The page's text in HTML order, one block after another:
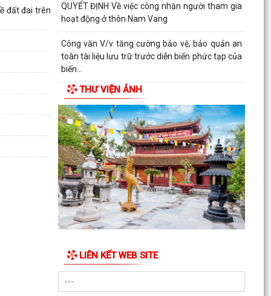
đất đai trên
QUYẾT ĐỊNH Về việc công nhận người tham gia
hoạt động ở thôn Nam Vang
Công văn V/v tăng cường bảo vệ, bảo quản an
toàn tài liệu lưu trữ trước diễn biến phức tạp của
biến...
KẾ HOẠCH Tăng cường thực thi hiệu quả Công
ước về quyền của người khuyết tật và các
khuyến nghị phù...
QUYẾT ĐỊNH Cho thôi giữ chức danh Chủ tịch
Hội Người cao tuổi xã Hà Bắc nhiệm kỳ 2026 -
2031
QUYẾT ĐỊNH Công nhận chức danh Chủ tịch Hội
Người cao tuổi xã Hà Bắc nhiệm kỳ 2026 - 2031
cơ sở giáo dục mầm...
QUYẾT ĐỊNH Về việc công nhận người tham gia
THƯ VIỆN ẢNH
LIÊN KẾT WEB SITE